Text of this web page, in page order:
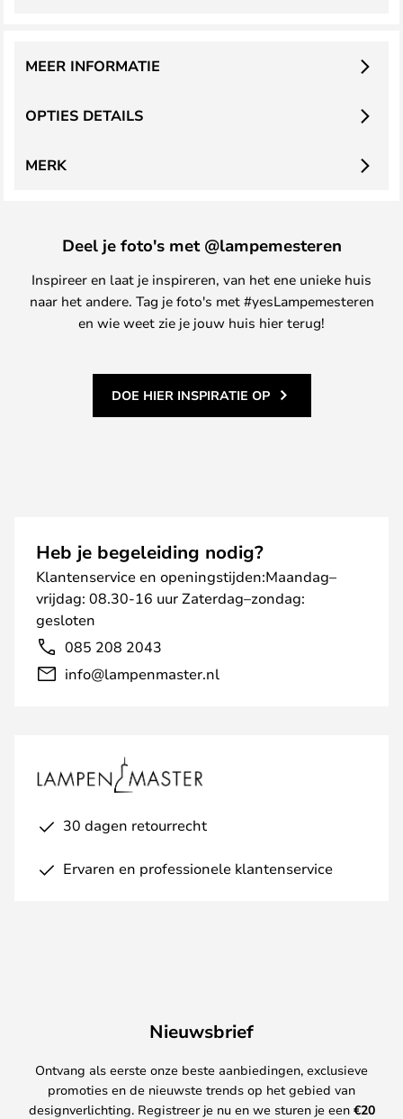
OPTIES DETAILS
MEER INFORMATIE
MERK
Deel je foto's met @lampemesteren
Inspireer en laat je inspireren, van het ene unieke huis
naar het andere. Tag je foto's met #yesLampemesteren
en wie weet zie je jouw huis hier terug!
DOE HIER INSPIRATIE OP
Heb je begeleiding nodig?
Klantenservice en openingstijden:Maandag–
vrijdag: 08.30-16 uur Zaterdag–zondag:
gesloten
085 208 2043
info@lampenmaster.nl
30 dagen retourrecht
Ervaren en professionele klantenservice
Nieuwsbrief
Ontvang als eerste onze beste aanbiedingen, exclusieve
promoties en de nieuwste trends op het gebied van
designverlichting. Registreer je nu en we sturen je een €20